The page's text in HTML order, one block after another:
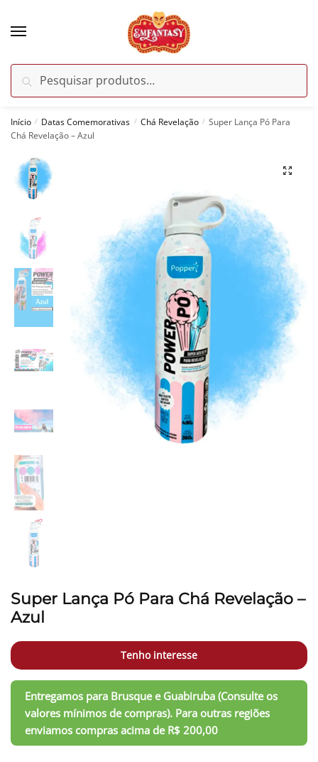
por:
Pesquisar
Início / Datas Comemorativas / Chá Revelação / Super Lança Pó Para
Chá Revelação – Azul
Super Lança Pó Para Chá Revelação –
Azul
Tenho interesse